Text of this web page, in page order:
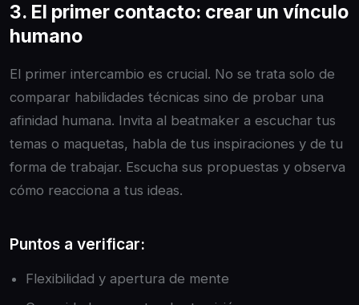
3. El primer contacto: crear un vínculo
humano
El primer intercambio es crucial. No se trata solo de
comparar habilidades técnicas sino de probar una
afinidad humana. Invita al beatmaker a escuchar tus
temas o maquetas, habla de tus inspiraciones y de tu
forma de trabajar. Escucha sus propuestas y observa
cómo reacciona a tus ideas.
Puntos a verificar:
Flexibilidad y apertura de mente